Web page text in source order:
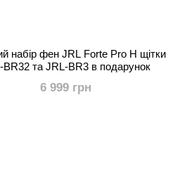
набір фен JRL Forte Pro H щітки
BR32 та JRL-BR3 в подарунок
6 999 грн